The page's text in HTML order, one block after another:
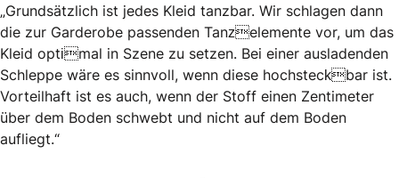
„Grundsätzlich ist jedes Kleid tanzbar. Wir schlagen dann
die zur Garderobe passenden Tanzelemente vor, um das
Kleid optimal in Szene zu setzen. Bei einer ausladenden
Schleppe wäre es sinnvoll, wenn diese hochsteckbar ist.
Vorteilhaft ist es auch, wenn der Stoff einen Zentimeter
über dem Boden schwebt und nicht auf dem Boden
aufliegt.“